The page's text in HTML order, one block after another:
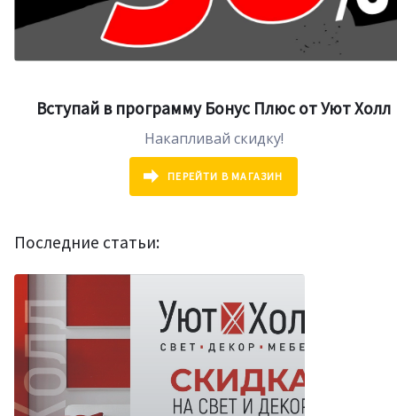
Вступай в программу Бонус Плюс от Уют Холл
Накапливай скидку!
ПЕРЕЙТИ В МАГАЗИН
Последние статьи: